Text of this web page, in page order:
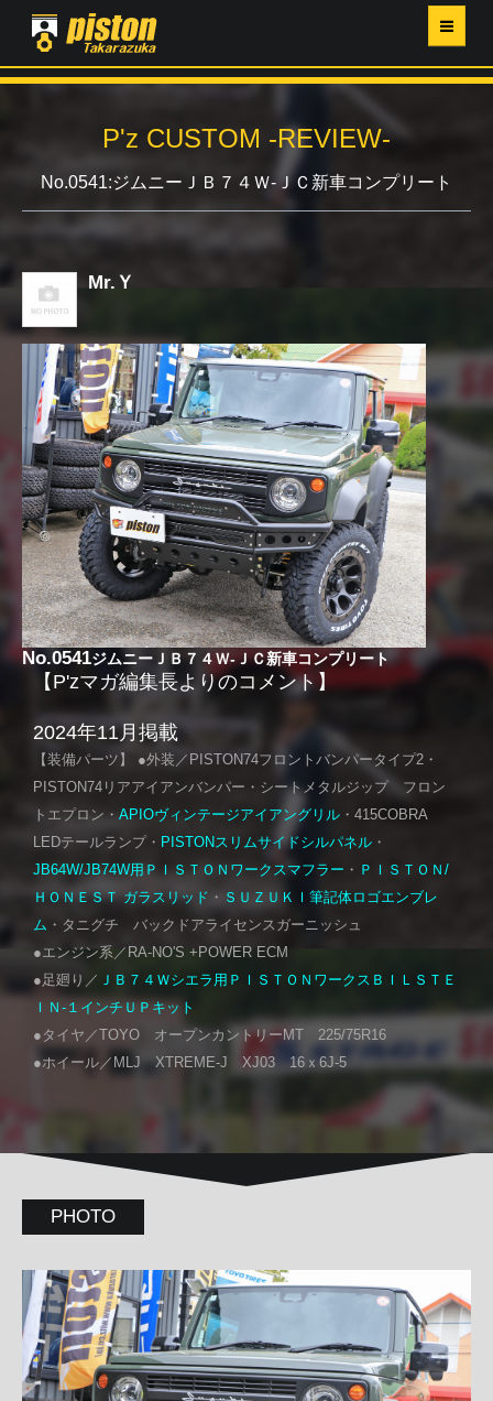
P'Z MAGAZINE
PISTON YAHOO店
店舗ご案内
P'z CUSTOM -REVIEW-
No.0541:ジムニーＪＢ７４Ｗ-ＪＣ新車コンプリート
Mr.Ｙ
No.0541ジムニーＪＢ７４Ｗ-ＪＣ新車コンプリート
【P'zマガ編集長よりのコメント】
2024年11月掲載
【装備パーツ】 ●外装／PISTON74フロントバンパータイプ2・
PISTON74リアアイアンバンパー・シートメタルジップ フロン
トエプロン・APIOヴィンテージアイアングリル ・415COBRA
LEDテールランプ・ PISTONスリムサイドシルパネル ・
JB64W/JB74W用ＰＩＳＴＯＮワークスマフラー ・ ＰＩＳＴＯＮ/
ＨＯＮＥＳＴ ガラスリッド ・ ＳＵＺＵＫＩ筆記体ロゴエンブレ
ム ・タニグチ バックドアライセンスガーニッシュ
●エンジン系／RA-NO'S +POWER ECM
●足廻り／
ＪＢ７４Ｗシエラ用ＰＩＳＴＯＮワークスＢＩＬＳＴＥ
ＩＮ-１インチＵＰキット
●タイヤ／TOYO オープンカントリーMT 225/75R16
●ホイール／MLJ XTREME-J XJ03 16ｘ6J-5
PHOTO